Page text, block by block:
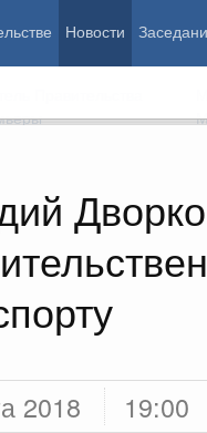
Новости
2018 19:00
Правительства